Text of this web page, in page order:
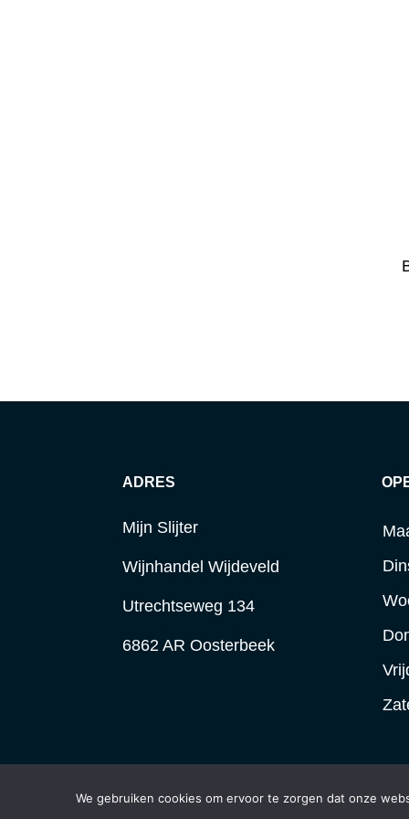
ADRES
Mijn Slijter
Wijnhandel Wijdeveld
Utrechtseweg 134
6862 AR Oosterbeek
We gebruiken cookies om ervoor te zorgen dat onze